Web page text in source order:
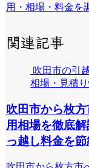
用・相場・料金を
関連記事
吹田市の引
相場・見積
吹田市から枚
用相場を徹底解
っ越し料金を